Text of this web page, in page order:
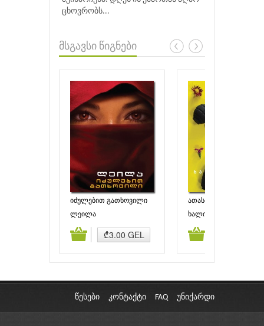
ცხოვრობს...
მსგავსი წიგნები
იძულებით გათხოვილი
ლეილა
₾3.00 GEL
ათასი მოელვარე მზე
ხალიდ ჰოსეინი
კალათაში დამატება კალათაში
წესები კონტაქტი FAQ უნიქარდი